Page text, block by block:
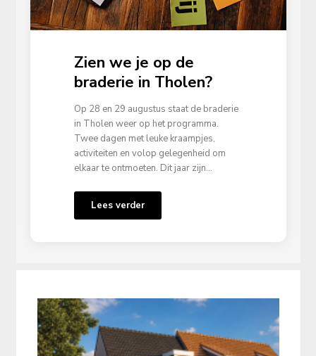
Zien we je op de
braderie in Tholen?
Op 28 en 29 augustus staat de braderie
in Tholen weer op het programma.
Twee dagen met leuke kraampjes,
activiteiten en volop gelegenheid om
elkaar te ontmoeten. Dit jaar zijn...
Lees verder